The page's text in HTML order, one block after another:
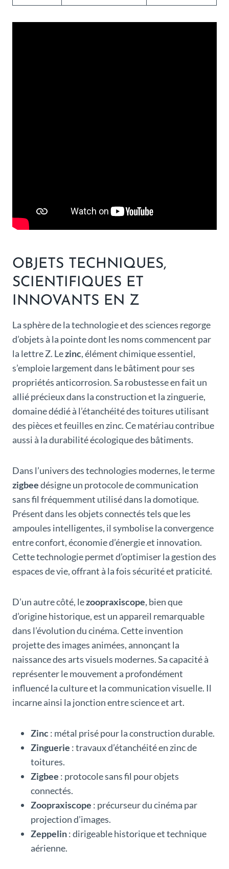
OBJETS TECHNIQUES,
SCIENTIFIQUES ET
INNOVANTS EN Z
La sphère de la technologie et des sciences regorge
d’objets à la pointe dont les noms commencent par
la lettre Z. Lezinc, élément chimique essentiel,
s’emploie largement dans le bâtiment pour ses
propriétés anticorrosion. Sa robustesse en fait un
allié précieux dans la construction et la zinguerie,
domaine dédié à l’étanchéité des toitures utilisant
des pièces et feuilles en zinc. Ce matériau contribue
aussi à la durabilité écologique des bâtiments.
Dans l’univers des technologies modernes, le terme
zigbeedésigne un protocole de communication
sans fil fréquemment utilisé dans la domotique.
Présent dans les objets connectés tels que les
ampoules intelligentes, il symbolise la convergence
entre confort, économie d’énergie et innovation.
Cette technologie permet d’optimiser la gestion des
espaces de vie, offrant à la fois sécurité et praticité.
D’un autre côté, lezoopraxiscope, bien que
d’origine historique, est un appareil remarquable
dans l’évolution du cinéma. Cette invention
projette des images animées, annonçant la
naissance des arts visuels modernes. Sa capacité à
représenter le mouvement a profondément
influencé la culture et la communication visuelle. Il
incarne ainsi la jonction entre science et art.
Zinc: métal prisé pour la construction durable.
Zinguerie : travaux d’étanchéité en zinc de
toitures.
Zigbee : protocole sans fil pour objets
connectés.
Zoopraxiscope : précurseur du cinéma par
projection d’images.
Zeppelin: dirigeable historique et technique
aérienne.